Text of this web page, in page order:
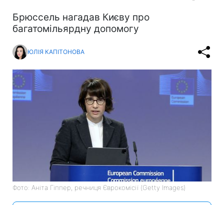
Брюссель нагадав Києву про
багатомільярдну допомогу
ЮЛІЯ КАПІТОНОВА
Фото: Аніта Гіппер, речниця Єврокомісії (Getty Images)